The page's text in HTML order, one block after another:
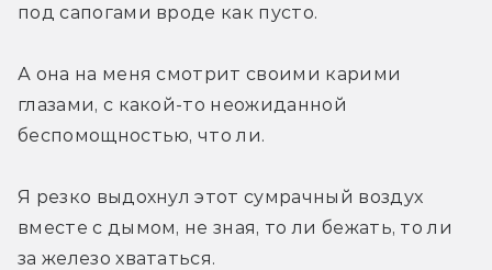
под сапогами вроде как пусто.
А она на меня смотрит своими карими
глазами, с какой-то неожиданной
беспомощностью, что ли.
Я резко выдохнул этот сумрачный воздух
вместе с дымом, не зная, то ли бежать, то ли
за железо хвататься.